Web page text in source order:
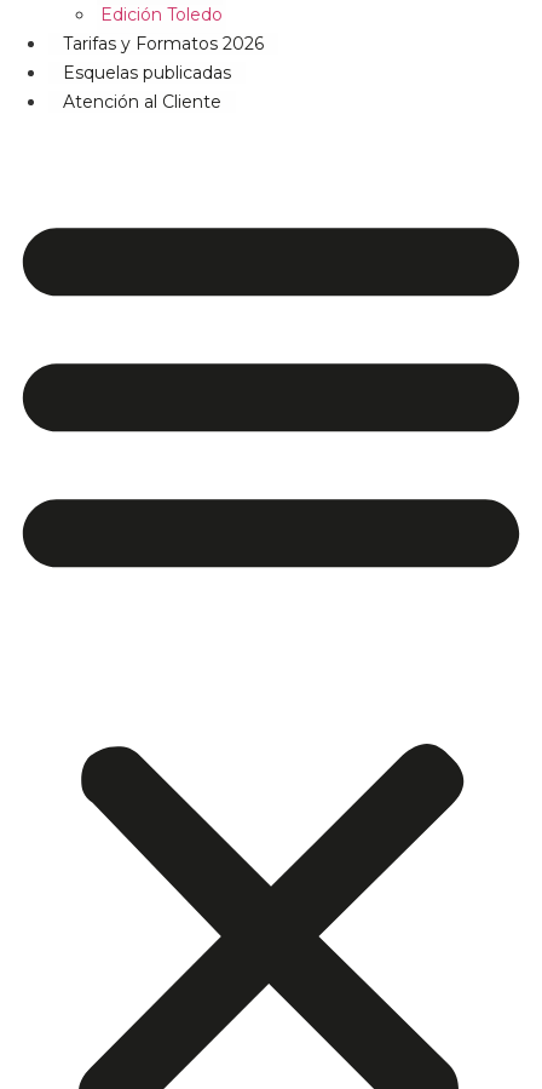
Edición Toledo
Tarifas y Formatos 2026
Esquelas publicadas
Atención al Cliente